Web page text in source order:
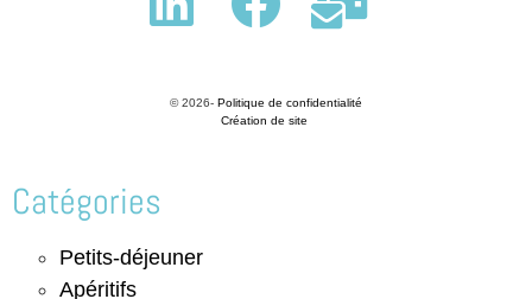
Catégories
Petits-déjeuner
Apéritifs
© 2026- Politique de confidentialité
Création de site